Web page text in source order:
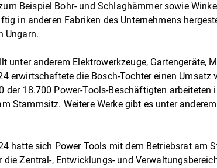
Beispiel Bohr- und Schlaghämmer sowie
in anderen Fabriken des Unternehmens
Ungarn.
unter anderem Elektrowerkzeuge, Gartengeräte,
erwirtschaftete die Bosch-Tochter einen Umsatz
der 18.700 Power-Tools-Beschäftigten arbeiteten
Stammsitz. Weitere Werke gibt es unter
hatte sich Power Tools mit dem Betriebsrat am
die Zentral-, Entwicklungs- und